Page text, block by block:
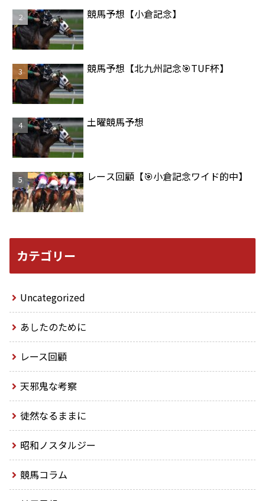
競馬予想【小倉記念】
競馬予想【北九州記念🎯TUF杯】
土曜競馬予想
レース回顧【🎯小倉記念ワイド的中】
カテゴリー
Uncategorized
あしたのために
レース回顧
天邪鬼な考察
徒然なるままに
昭和ノスタルジー
競馬コラム